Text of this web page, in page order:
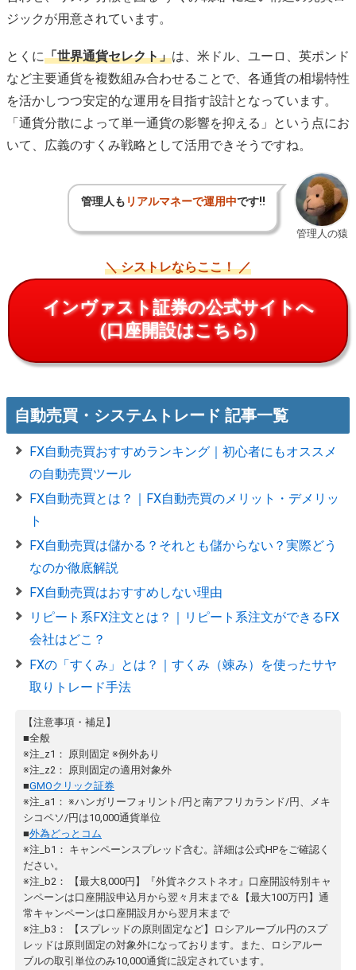
ジックが用意されています。
とくに「世界通貨セレクト」は、米ドル、ユーロ、英ポンド
など主要通貨を複数組み合わせることで、各通貨の相場特性
を活かしつつ安定的な運用を目指す設計となっています。
「通貨分散によって単一通貨の影響を抑える」という点にお
いて、広義のすくみ戦略として活用できそうですね。
管理人の猿
管理人も リアルマネーで運用中です!!
＼ シストレならここ！ ／
インヴァスト証券の公式サイトへ
(口座開設はこちら)
自動売買・システムトレード 記事一覧
FX自動売買おすすめランキング｜初心者にもオススメ
の自動売買ツール
FX自動売買とは？｜FX自動売買のメリット・デメリッ
ト
FX自動売買は儲かる？それとも儲からない？実際どう
なのか徹底解説
FX自動売買はおすすめしない理由
リピート系FX注文とは？｜リピート系注文ができるFX
会社はどこ？
FXの「すくみ」とは？｜すくみ（竦み）を使ったサヤ
取りトレード手法
【注意事項・補足】
■全般
※注_z1： 原則固定 ※例外あり
※注_z2： 原則固定の適用対象外
■GMOクリック証券
※注_a1： ※ハンガリーフォリント/円と南アフリカランド/円、メキ
シコペソ/円は10,000通貨単位
■外為どっとコム
※注_b1： キャンペーンスプレッド含む。詳細は公式HPをご確認く
ださい。
※注_b2： 【最大8,000円】『外貨ネクストネオ』口座開設特別キャ
ンペーンは口座開設申込月から翌々月末まで＆【最大100万円】通
常キャンペーンは口座開設月から翌月末まで
※注_b3： 【スプレッドの原則固定など】ロシアルーブル円のスプ
レッドは原則固定の対象外になっております。また、ロシアルー
ブルの取引単位のみ10,000通貨に設定されています。